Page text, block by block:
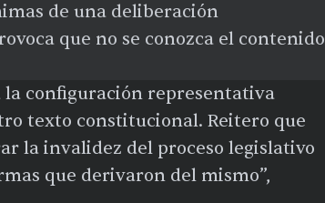
de una deliberación
que no se conozca el contenido
la configuración representativa
texto constitucional. Reitero que
la invalidez del proceso legislativo
que derivaron del mismo”,